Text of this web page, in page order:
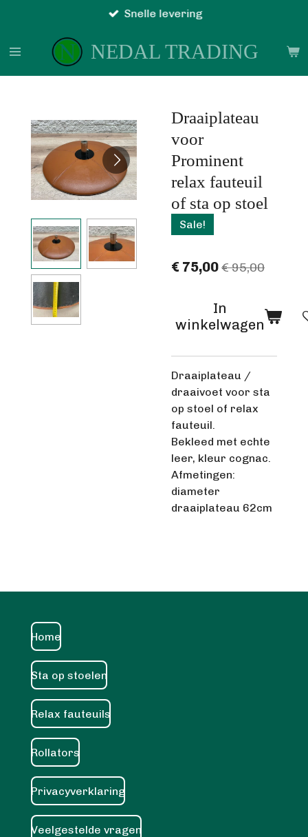
naar
NEDAL TRADING
Snelle levering
Draaiplateau
voor
Prominent
relax fauteuil
of sta op stoel
Sale!
€ 75,00€ 95,00
In
winkelwagen
Draaiplateau /
draaivoet voor sta
op stoel of relax
fauteuil.
Bekleed met echte
leer, kleur cognac.
Afmetingen:
diameter
draaiplateau 62cm
Home
Sta op stoelen
Relax fauteuils
Rollators
Privacyverklaring
Veelgestelde vragen